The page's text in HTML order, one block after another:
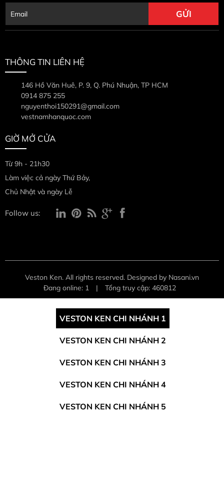
THÔNG TIN LIÊN HỆ
146 Hồ Văn Huê, P. 9, Q. Phú Nhuận, TP HCM
0914 875 255
nguyenthoi150291@gmail.com
vestnamhanquoc.com
GIỜ MỞ CỬA
Từ 9h - 21h30
Làm việc cả ngày Thứ Bảy,
Chủ Nhật và ngày Lễ
Follow us:
Veston Ken. All rights reserved. Designed by Nasani.vn
Đang online: 1
| Tổng truy cập: 460812
VESTON KEN CHI NHÁNH 1
VESTON KEN CHI NHÁNH 2
VESTON KEN CHI NHÁNH 3
VESTON KEN CHI NHÁNH 4
VESTON KEN CHI NHÁNH 5